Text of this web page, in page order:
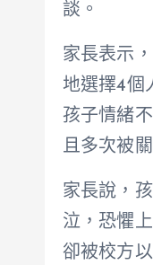
談。
家長表示
地選擇4個
孩子情緒
且多次被
家長說，
泣，恐懼
卻被校方